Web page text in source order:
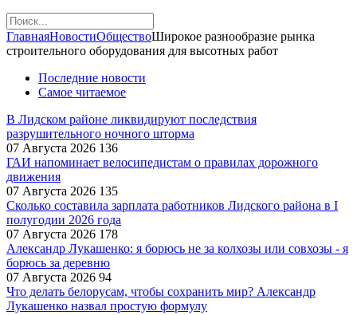
ГлавнаяНовостиОбществоШирокое разнообразие рынка
строительного оборудования для высотных работ
Последние новости
Самое читаемое
В Лидском районе ликвидируют последствия
разрушительного ночного шторма
07 Августа 2026 136
ГАИ напоминает велосипедистам о правилах дорожного
движения
07 Августа 2026 135
Сколько составила зарплата работников Лидского района в I
полугодии 2026 года
07 Августа 2026 178
Александр Лукашенко: я борюсь не за колхозы или совхозы - я
борюсь за деревню
07 Августа 2026 94
Что делать белорусам, чтобы сохранить мир? Александр
Лукашенко назвал простую формулу